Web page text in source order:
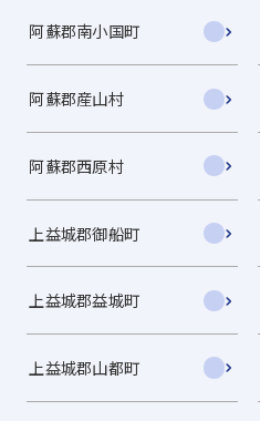
阿蘇郡南小国町
阿蘇郡産山村
阿蘇郡西原村
上益城郡御船町
上益城郡益城町
上益城郡山都町